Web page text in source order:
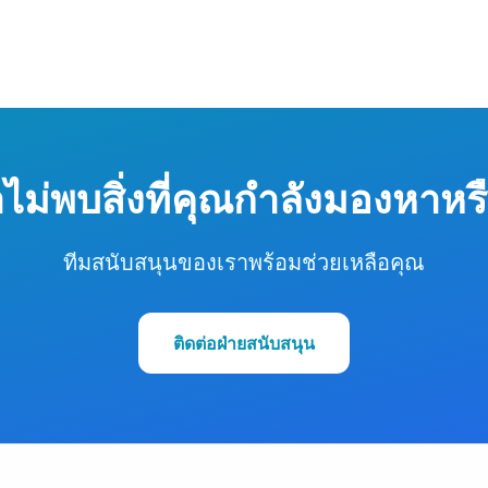
ม่พบสิ่งที่คุณกำลังมองหาห
ทีมสนับสนุนของเราพร้อมช่วยเหลือคุณ
ติดต่อฝ่ายสนับสนุน